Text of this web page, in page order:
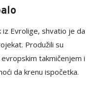
iz Evrolige, shvatio je da
Produžili su
takmičenjem i
da krenu ispočetka.